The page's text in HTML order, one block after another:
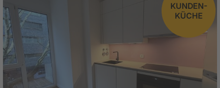
KUNDEN-
KÜCHE